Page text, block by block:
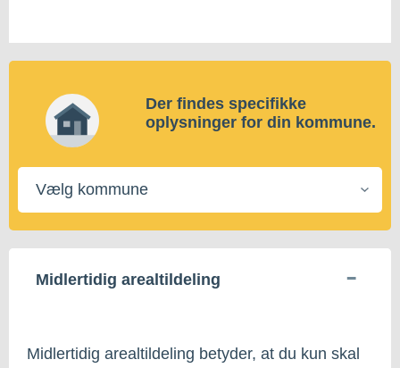
Der findes specifikke
oplysninger for din kommune.
Vælg
kommune
Midlertidig arealtildeling
Midlertidig arealtildeling betyder, at du kun skal